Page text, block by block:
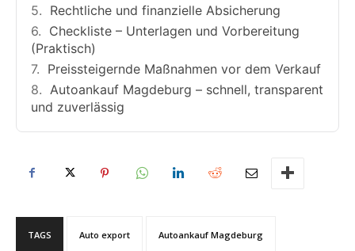
Rechtliche und finanzielle Absicherung
Checkliste – Unterlagen und Vorbereitung
(Praktisch)
Preissteigernde Maßnahmen vor dem Verkauf
Autoankauf Magdeburg – schnell, transparent
und zuverlässig
TAGS Auto export Autoankauf Magdeburg